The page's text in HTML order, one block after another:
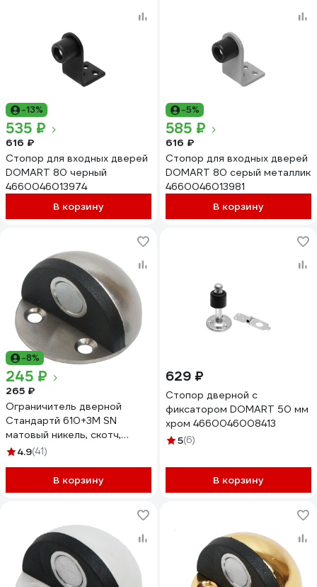
-13%
535 ₽
616 ₽
Стопор для входных дверей
DOMART 80 черный
4660046013974
В корзину
-5%
585 ₽
616 ₽
Стопор для входных дверей
DOMART 80 серый металлик
4660046013981
В корзину
-8%
245 ₽
265 ₽
Ограничитель дверной
Стандартй 610+3М SN
матовый никель, скотч,
европакет 15812
4.9(41)
В корзину
629 ₽
Стопор дверной с
фиксатором DOMART 50 мм
хром 4660046008413
5(6)
В корзину